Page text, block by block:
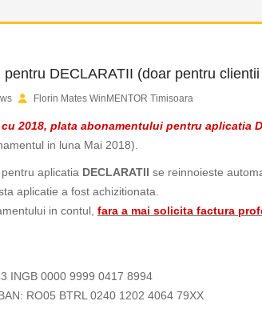
DECLARATII (doar pentru
Florin Mates WinMENTOR Timisoara
2018, plata abonamentului pentru aplicatia
in luna Mai 2018).
aplicatia DECLARATII se reinnoieste
aplicatie a fost achizitionata.
in contul, fara a mai solicita factura
INGB 0000 9999 0417 8994
RO05 BTRL 0240 1202 4064 79XX